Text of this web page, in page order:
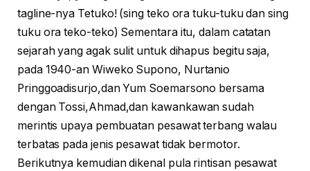
tagline-nya Tetuko! (sing teko ora tuku-tuku dan sing
tuku ora teko-teko) Sementara itu, dalam catatan
sejarah yang agak sulit untuk dihapus begitu saja,
pada 1940-an Wiweko Supono, Nurtanio
Pringgoadisurjo,dan Yum Soemarsono bersama
dengan Tossi,Ahmad,dan kawankawan sudah
merintis upaya pembuatan pesawat terbang walau
terbatas pada jenis pesawat tidak bermotor.
Berikutnya kemudian dikenal pula rintisan pesawat